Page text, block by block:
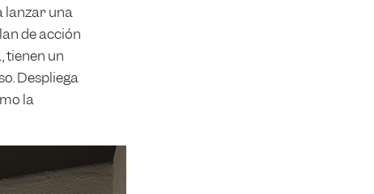
lanzar una
de acción
tienen un
Despliega
la